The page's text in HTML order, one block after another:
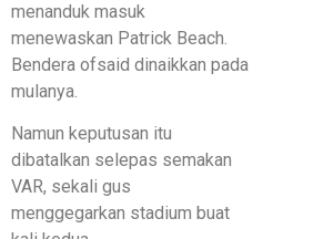
menanduk masuk
menewaskan Patrick Beach.
Bendera ofsaid dinaikkan pada
mulanya.
Namun keputusan itu
dibatalkan selepas semakan
VAR, sekali gus
menggegarkan stadium buat